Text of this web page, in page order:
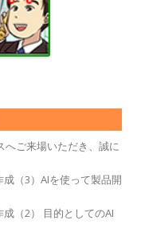
へご来場いただき、誠に
（3）AIを使って製品開
（2） 目的としてのAI